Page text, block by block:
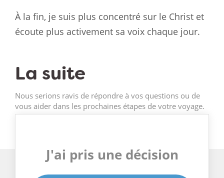
À la fin, je suis plus concentré sur le Christ et
écoute plus activement sa voix chaque jour.
La suite
Nous serions ravis de répondre à vos questions ou de
vous aider dans les prochaines étapes de votre voyage.
J'ai pris une décision